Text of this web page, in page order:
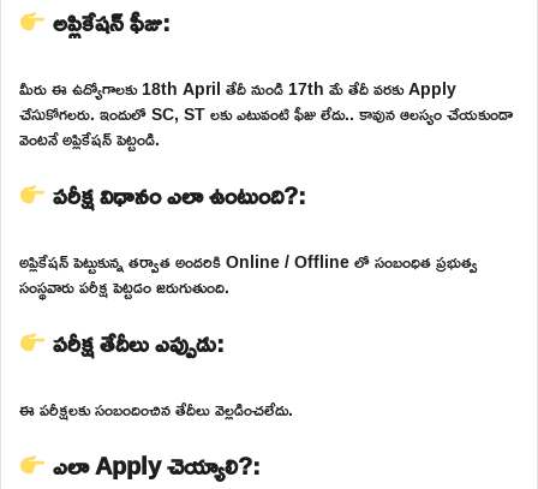
అప్లికేషన్ ఫీజు:
మీరు ఈ ఉద్యోగాలకు 18th April తేదీ నుండి 17th మే తేదీ వరకు Apply
చేసుకోగలరు. ఇందులో SC, ST లకు ఎటువంటి ఫీజు లేదు.. కావున ఆలస్యం చేయకుండా
వెంటనే అప్లికేషన్ పెట్టండి.
పరీక్ష విధానం ఎలా ఉంటుంది?:
అప్లికేషన్ పెట్టుకున్న తర్వాత అందరికి Online / Offline లో సంబంధిత ప్రభుత్వ
సంస్థవారు పరీక్ష పెట్టడం జరుగుతుంది.
పరీక్ష తేదీలు ఎప్పుడు:
ఈ పరీక్షలకు సంబందించిన తేదీలు వెల్లడించలేదు.
ఎలా Apply చెయ్యాలి?: